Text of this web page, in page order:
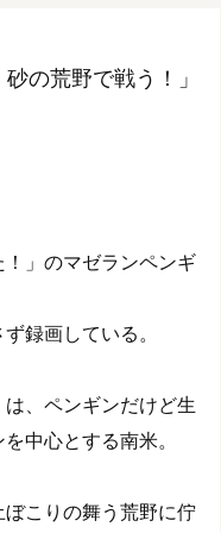
の荒野で戦う！」
」のマゼランペンギ
録画している。
、ペンギンだけど生
中心とする南米。
こりの舞う荒野に佇